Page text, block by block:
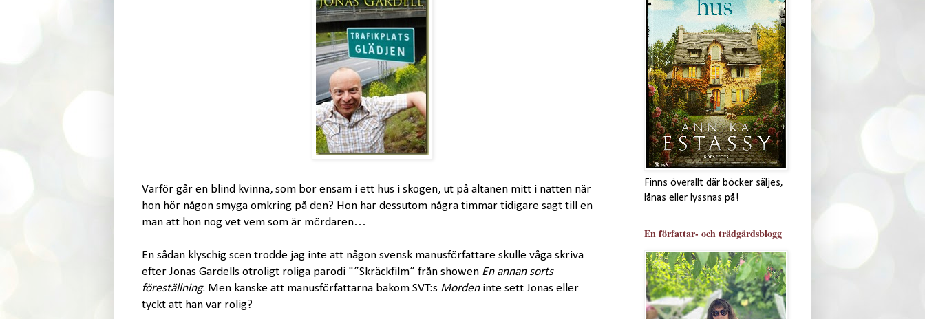
Varför går en blind kvinna, som bor ensam i ett hus i skogen, ut på altanen mitt i natten när
hon hör någon smyga omkring på den? Hon har dessutom några timmar tidigare sagt till en
man att hon nog vet vem som är mördaren…
En sådan klyschig scen trodde jag inte att någon svensk manusförfattare skulle våga skriva
efter Jonas Gardells otroligt roliga parodi "”Skräckfilm” från showen En annan sorts
föreställning. Men kanske att manusförfattarna bakom SVT:s Mordeninte sett Jonas eller
tyckt att han var rolig?
Finns överallt där böcker säljes,
lånas eller lyssnas på!
En författar- och trädgårdsblogg